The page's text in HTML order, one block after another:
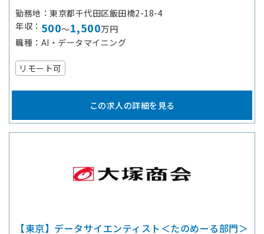
勤務地
東京都千代田区飯田橋2-18-4
年収
500～1,500万円
職種
AI・データマイニング
リモート可
この求人の詳細を見る
【東京】データサイエンティスト＜たのめーる部門＞